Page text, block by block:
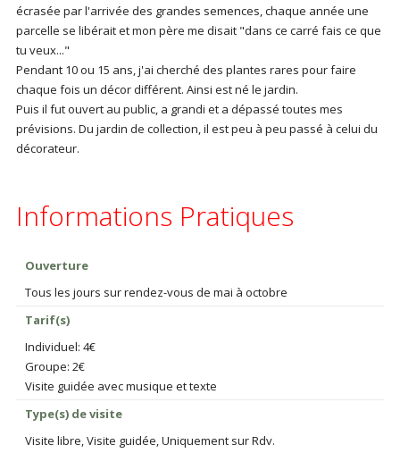
écrasée par l'arrivée des grandes semences, chaque année une
parcelle se libérait et mon père me disait "dans ce carré fais ce que
tu veux..."
Pendant 10 ou 15 ans, j'ai cherché des plantes rares pour faire
chaque fois un décor différent. Ainsi est né le jardin.
Puis il fut ouvert au public, a grandi et a dépassé toutes mes
prévisions. Du jardin de collection, il est peu à peu passé à celui du
décorateur.
Informations Pratiques
Ouverture
Tous les jours sur rendez-vous de mai à octobre
Tarif(s)
Individuel: 4€
Groupe: 2€
Visite guidée avec musique et texte
Type(s) de visite
Visite libre, Visite guidée, Uniquement sur Rdv.